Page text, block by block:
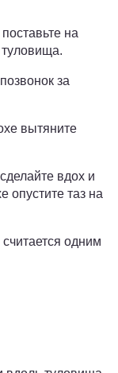
на
за
вытяните
вдох и
опустите таз на
одним